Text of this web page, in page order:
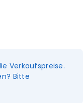
Verkaufspreise.
Bitte